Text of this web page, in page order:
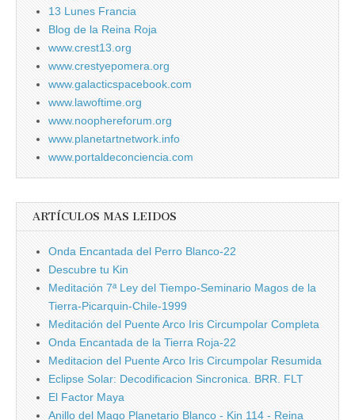
13 Lunes Francia
Blog de la Reina Roja
www.crest13.org
www.crestyepomera.org
www.galacticspacebook.com
www.lawoftime.org
www.noophereforum.org
www.planetartnetwork.info
www.portaldeconciencia.com
ARTÍCULOS MAS LEIDOS
Onda Encantada del Perro Blanco-22
Descubre tu Kin
Meditación 7ª Ley del Tiempo-Seminario Magos de la
Tierra-Picarquin-Chile-1999
Meditación del Puente Arco Iris Circumpolar Completa
Onda Encantada de la Tierra Roja-22
Meditacion del Puente Arco Iris Circumpolar Resumida
Eclipse Solar: Decodificacion Sincronica. BRR. FLT
El Factor Maya
Anillo del Mago Planetario Blanco - Kin 114 - Reina